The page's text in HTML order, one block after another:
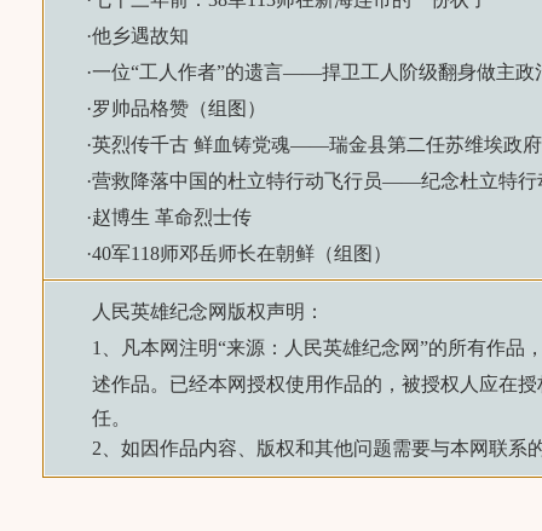
·他乡遇故知
·一位“工人作者”的遗言——捍卫工人阶级翻身做主政
·罗帅品格赞（组图）
·英烈传千古 鲜血铸党魂——瑞金县第二任苏维埃政
·营救降落中国的杜立特行动飞行员——纪念杜立特行
·赵博生 革命烈士传
·40军118师邓岳师长在朝鲜（组图）
人民英雄纪念网 版权声明：
1、凡本网注明“来源：
人民英雄纪念网”的所有作品
述作品。已经本网授权使用作品的，被授权人应在
任。
2、如因作品内容、版权和其他问题需要与本网联系